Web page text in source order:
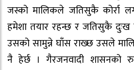
जस्को मालिकले जतिसुकै कोर्रा
हमेशा तयार रहन्छ र जतिसुकै
उसको सामुन्ने घाँस राख्छ उसले
नै हेर्छ । गैरजनवादी शासनको